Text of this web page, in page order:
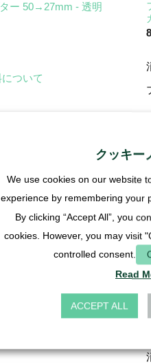
ー 50→27mm - 透明
ついて
3/4インチ - 透明
クッキー
We use cookies on our website
experience by remembering your
By clicking “Accept All”, you
cookies. However, you may visit
controlled consent.
Read
ACCEPT ALL